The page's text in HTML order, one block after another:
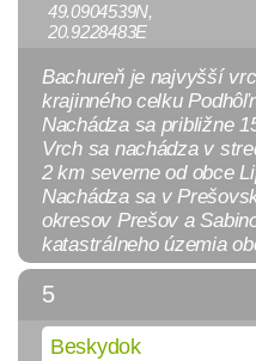
49.0904539N,
20.9228483E
Bachureň je najvyšší
krajinného celku
Nachádza sa približne
Vrch sa nachádza v
2 km severne od obce
Nachádza sa v
okresov Prešov a
katastrálneho územia
5
Beskydok